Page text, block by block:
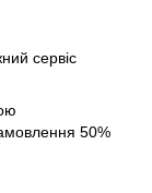
сервіс
50%